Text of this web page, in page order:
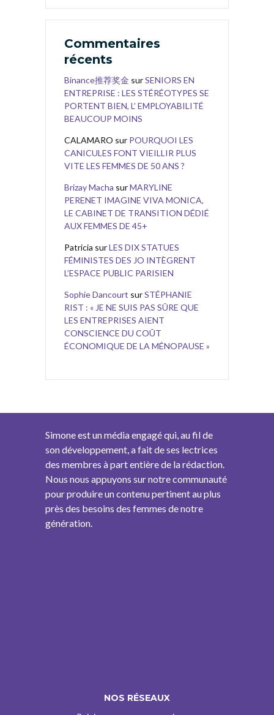
Commentaires
récents
Binance推荐奖金 surSENIORS EN
ENTREPRISE : LES STÉRÉOTYPES SE
PORTENT BIEN, L’ EMPLOYABILITÉ
BEAUCOUP MOINS
CALAMARO sur POURQUOI LES
CANICULES FONT VIEILLIR PLUS
VITE LES FEMMES DE 50 ANS ?
Brizay Macha surMARYLINE
PERENET IMAGINE VIVA MONICA,
LE CABINET DE TRANSITION DÉDIÉ
AUX FEMMES DE 45+
Patricia surLES DIX STATUES
FÉMINISTES DES JO INTÈGRENT
L’ESPACE PUBLIC PARISIEN
Sophie Dancourt surSTÉPHANIE
RIST : « JE NE SUIS PAS SÛRE QUE
LES ENTREPRISES AIENT
CONSCIENCE DU COÛT
ÉCONOMIQUE DE LA MÉNOPAUSE »
Simone est un média engagé qui, au fil de
son développement, a fait de ses lectrices
des membres à part entière de la rédaction.
Nous nous appuyons sur notre communauté
pour produire un contenu pertinent au plus
près des besoins des femmes de notre
génération.
NOS RÉSEAUX